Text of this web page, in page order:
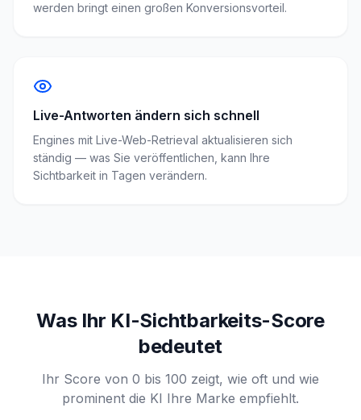
werden bringt einen großen Konversionsvorteil.
Live-Antworten ändern sich schnell
Engines mit Live-Web-Retrieval aktualisieren sich
ständig — was Sie veröffentlichen, kann Ihre
Sichtbarkeit in Tagen verändern.
Was Ihr KI-Sichtbarkeits-Score
bedeutet
Ihr Score von 0 bis 100 zeigt, wie oft und wie
prominent die KI Ihre Marke empfiehlt.